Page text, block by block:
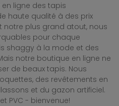
en ligne des tapis
haute qualité à des prix
notre plus grand atout, nous
pour chaque
shaggy à la mode et des
notre boutique en ligne ne
de beaux tapis. Nous
des revêtements en
et du gazon artificiel.
PVC - bienvenue!